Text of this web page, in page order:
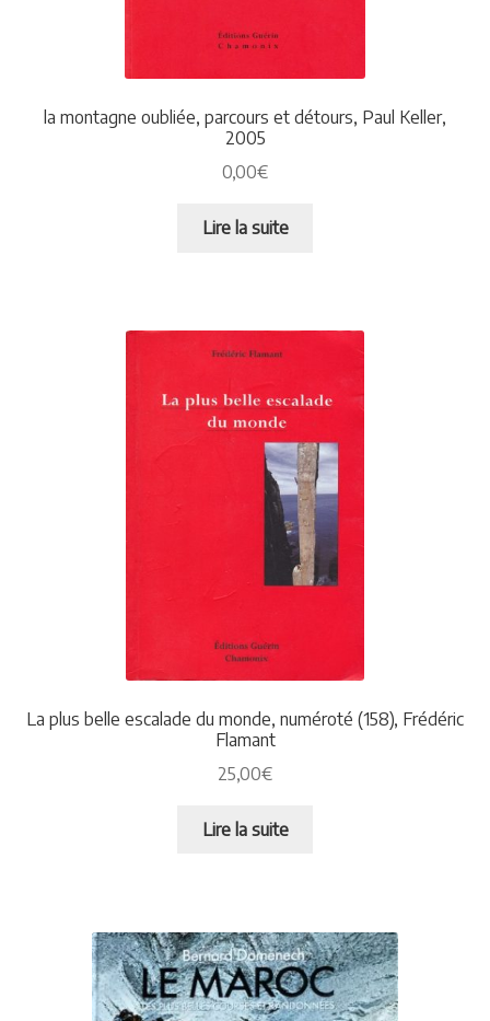
MANIFESTATIONS
Nos prochaines manifestations
Rendez-nous visite
la montagne oubliée, parcours et détours, Paul Keller,
2005
0,00€
Lire la suite
La plus belle escalade du monde, numéroté (158), Frédéric
Flamant
25,00€
Lire la suite